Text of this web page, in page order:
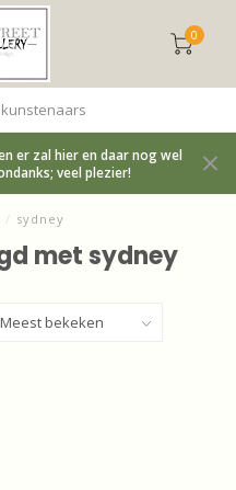
0
er zal hier en daar nog wel
veel plezier!
/ sydney
met sydney